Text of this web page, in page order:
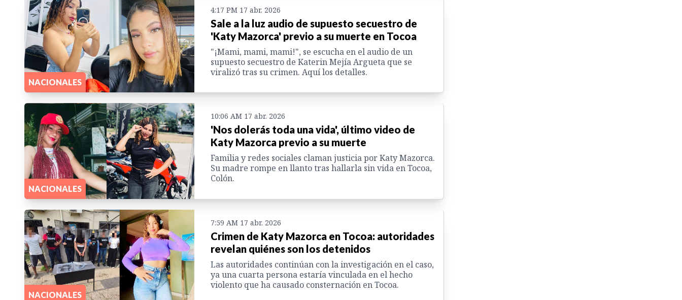
NACIONALES
4:17 PM 17 abr. 2026
Sale a la luz audio de supuesto secuestro de
'Katy Mazorca' previo a su muerte en Tocoa
"¡Mami, mami, mami!", se escucha en el audio de un
supuesto secuestro de Katerin Mejía Argueta que se
viralizó tras su crimen. Aquí los detalles.
NACIONALES
10:06 AM 17 abr. 2026
'Nos dolerás toda una vida', último video de
Katy Mazorca previo a su muerte
Familia y redes sociales claman justicia por Katy Mazorca.
Su madre rompe en llanto tras hallarla sin vida en Tocoa,
Colón.
NACIONALES
7:59 AM 17 abr. 2026
Crimen de Katy Mazorca en Tocoa: autoridades
revelan quiénes son los detenidos
Las autoridades continúan con la investigación en el caso,
ya una cuarta persona estaría vinculada en el hecho
violento que ha causado consternación en Tocoa.